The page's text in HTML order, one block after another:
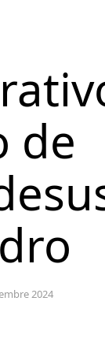
de
2024